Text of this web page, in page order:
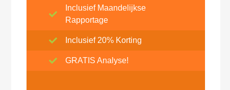
Inclusief Maandelijkse
Rapportage
Inclusief 20% Korting
GRATIS Analyse!